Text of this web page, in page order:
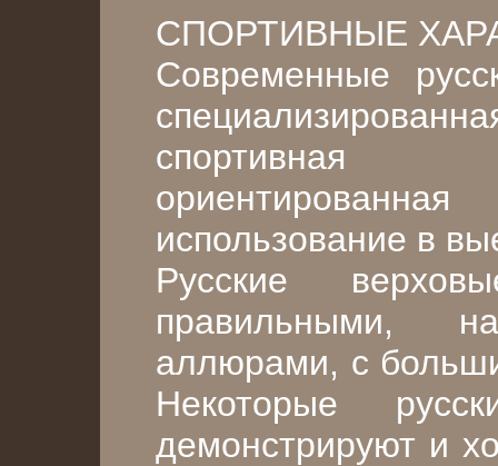
СПОРТИВНЫЕ
Современные
спортивная
использование в
Русские
правильными,
аллюрами, с
Некоторые
демонстрируют и